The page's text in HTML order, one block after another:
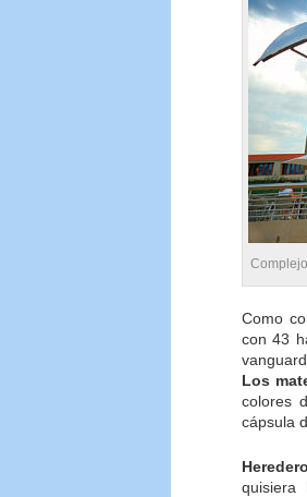
Como
con 43
Los
colores
cápsula
quisiera